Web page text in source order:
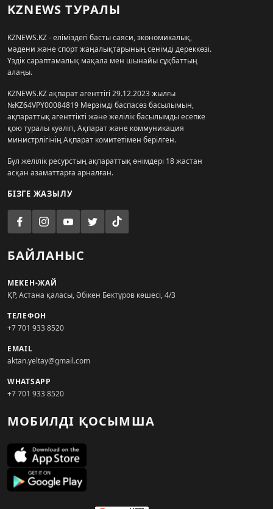
KZNEWS ТУРАЛЫ
KZNEWS.KZ - еліміздегі басты саяси, экономикалық,
мәдени және спорт жаңалықтарының сенімді дереккөзі.
Үздік сараптамалық мақала мен шынайы сұқбаттың
алаңы.
KZNEWS.KZ ақпарат агенттігі 29.12.2023 жылғы
№KZ64VPY00084819 Мерзімді баспасөз басылымын,
ақпараттық агенттікті және желілік басылымды есепке
қою туралы куәлігі, Ақпарат және коммуникация
министрлігінің Ақпарат комитетімен берілген.
Бұл желілік ресурстың ақпараттық өнімдері 18 жастан
асқан азаматтарға арналған.
БІЗГЕ ЖАЗЫЛУ
БАЙЛАНЫС
МЕКЕН-ЖАЙ
ҚР, Астана қаласы, Әбікен Бектұров көшесі, 4/3
ТЕЛЕФОН
+7 701 933 8520
EMAIL
aktan.yeltay@gmail.com
WHATSAPP
+7 701 933 8520
МОБИЛДІ ҚОСЫМША